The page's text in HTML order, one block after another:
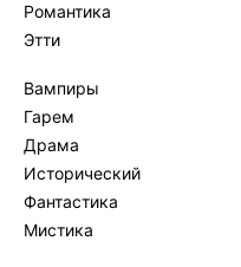
Романтика
Этти
Вампиры
Гарем
Драма
Исторический
Фантастика
Мистика